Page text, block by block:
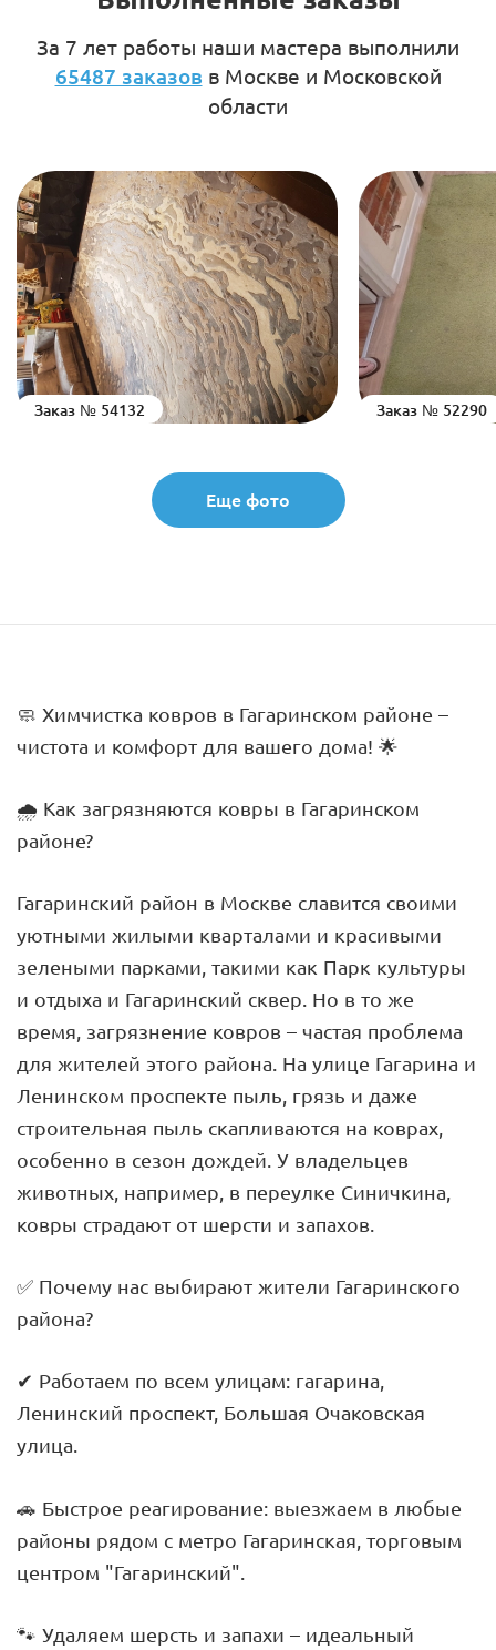
За 7 лет работы наши мастера выполнили
65487 заказов в Москве и Московской
области
Заказ № 54132 Заказ № 52290
Еще фото
🧼 Химчистка ковров в Гагаринском районе –
чистота и комфорт для вашего дома! 🌟
🌧️ Как загрязняются ковры в Гагаринском
районе?
Гагаринский район в Москве славится своими
уютными жилыми кварталами и красивыми
зелеными парками, такими как Парк культуры
и отдыха и Гагаринский сквер. Но в то же
время, загрязнение ковров – частая проблема
для жителей этого района. На улице Гагарина и
Ленинском проспекте пыль, грязь и даже
строительная пыль скапливаются на коврах,
особенно в сезон дождей. У владельцев
животных, например, в переулке Синичкина,
ковры страдают от шерсти и запахов.
✅ Почему нас выбирают жители Гагаринского
района?
✔ Работаем по всем улицам: гагарина,
Ленинский проспект, Большая Очаковская
улица.
🚗 Быстрое реагирование: выезжаем в любые
районы рядом с метро Гагаринская, торговым
центром "Гагаринский".
🐾 Удаляем шерсть и запахи – идеальный